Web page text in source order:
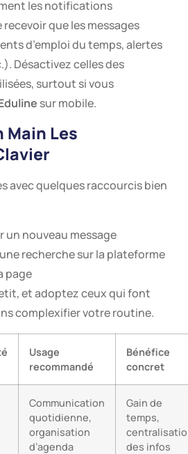
les notifications
que les messages
d’emploi du temps, alertes
Désactivez celles des
surtout si vous
sur mobile.
Main Les
avec quelques raccourcis bien
un nouveau message
recherche sur la plateforme
page
et adoptez ceux qui font
complexifier votre routine.
Usage
recommandé
Bénéfice
concret
Communication
quotidienne,
organisation
d’agenda
Gain de
temps,
des infos